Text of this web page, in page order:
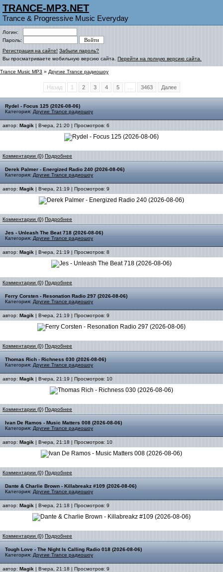
TRANCE-MP3.NET
Trance & Progressive Music Everyday
Логин:
Пароль:
Регистрация на сайте! Забыли пароль?
Вы просматриваете мобильную версию сайта. Перейти на полную версию сайта.
Trance Music MP3 » Другие Trance радиошоу
Назад 1 2 3 4 5 3463 Далее
Rydel - Focus 125 (2026-08-06)
Категория: Другие Trance радиошоу
автор: Magik | Вчера, 21:20 | Просмотров: 6
Комментарии (0) Подробнее
Derek Palmer - Energized Radio 240 (2026-08-06)
Категория: Другие Trance радиошоу
автор: Magik | Вчера, 21:19 | Просмотров: 9
Комментарии (0) Подробнее
Jes - Unleash The Beat 718 (2026-08-06)
Категория: Другие Trance радиошоу
автор: Magik | Вчера, 21:19 | Просмотров: 8
Комментарии (0) Подробнее
Ferry Corsten - Resonation Radio 297 (2026-08-06)
Категория: Другие Trance радиошоу
автор: Magik | Вчера, 21:19 | Просмотров: 9
Комментарии (0) Подробнее
Thomas Rich - Richness 030 (2026-08-06)
Категория: Другие Trance радиошоу
автор: Magik | Вчера, 21:19 | Просмотров: 10
Комментарии (0) Подробнее
Ivan De Ramos - Music Matters 008 (2026-08-06)
Категория: Другие Trance радиошоу
автор: Magik | Вчера, 21:18 | Просмотров: 10
Комментарии (0) Подробнее
Dante & Charlie Brown - Killabreakz #109 (2026-08-06)
Категория: Другие Trance радиошоу
автор: Magik | Вчера, 21:18 | Просмотров: 9
Комментарии (0) Подробнее
Tough Love - The Night Is Calling Radio 018 (2026-08-06)
Категория: Другие Trance радиошоу
автор: Magik | Вчера, 21:18 | Просмотров: 9